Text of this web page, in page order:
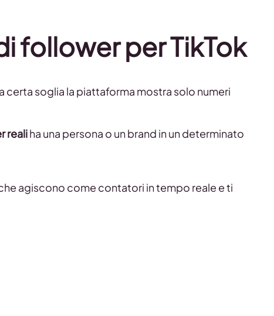
follower per TikTok
certa soglia la piattaforma mostra solo numeri
realiha una persona o un brand in un determinato
agiscono come contatori in tempo reale e ti